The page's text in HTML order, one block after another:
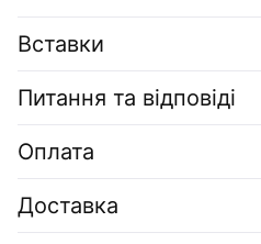
Вставки
Питання та відповіді
Оплата
Доставка